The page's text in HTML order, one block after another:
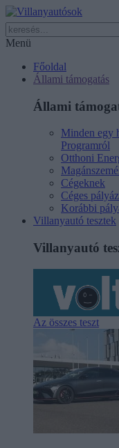
Menü
Főoldal
Állami támogatás
Állami
Minden egy
Programról
Otthoni
Cégeknek
Céges
Korábbi
Villanyautó tesztek
Villanyautó
Az összes teszt